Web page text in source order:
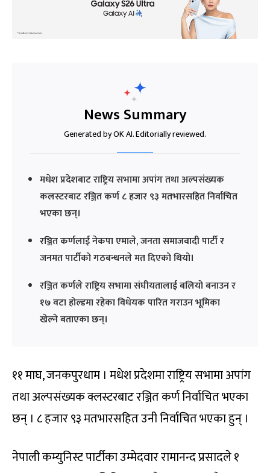
News Summary
Generated by OK AI. Editorially reviewed.
मधेश प्रदेशबाट राष्ट्रिय सभामा अपांग तथा अल्पसंख्यक
कलस्टरबाट रञ्जित कर्ण ८ हजार ९३ मतभारसहित निर्वाचित
भएका छन्।
रञ्जित कर्णलाई नेकपा एमाले, जनता समाजवादी पार्टी र
जनमत पार्टीको गठबन्धनले मत दिएको थियो।
रञ्जित कर्णले राष्ट्रिय सभामा संघीयतालाई बलियो बनाउन र
१७ वटा होल्डमा रहेका विधेयक पारित गराउन भूमिका
खेल्ने बताएका छन्।
११ माघ, जनकपुरधाम । मधेश प्रदेशमा राष्ट्रिय सभामा अपांग
तथा अल्पसंख्यक क्लस्टरबाट रञ्जित कर्ण निर्वाचित भएका
छन् । ८ हजार ९३ मतभारसहित उनी निर्वाचित भएका हुन् ।
नेपाली कम्युनिस्ट पार्टीका उम्मेदवार रामानन्द प्रसादले १